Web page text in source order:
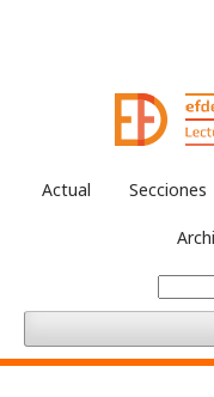
Actual Secciones